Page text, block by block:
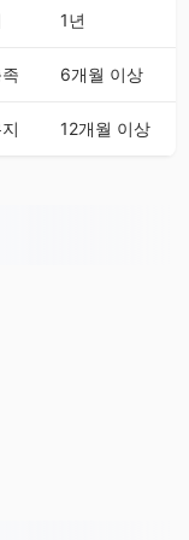
1년
6개월 이상
12개월 이상